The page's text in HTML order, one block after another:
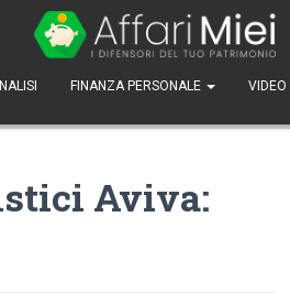
FINANZA PERSONALE VIDEO
Aviva: